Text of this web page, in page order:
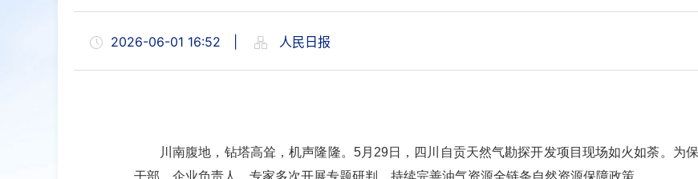
2026-06-01 16:52 人民日报
川南腹地，钻塔高耸，机声隆隆。 5月29日，四川自贡天然气勘探开发项目现场如火如荼。为
干部、企业负责人、专家多次开展专题研判，持续完善油气资源全链条自然资源保障政策。